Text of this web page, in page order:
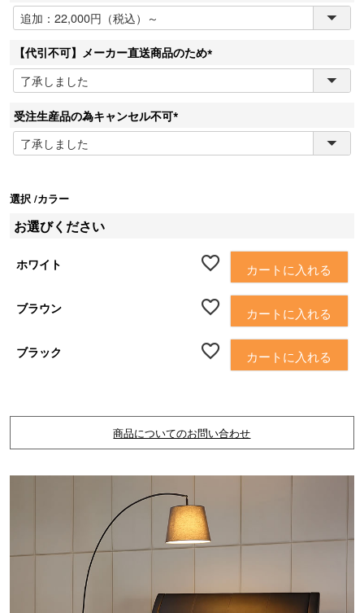
(
必
須
)
【代引不可】メーカー直送商品のため
(
必
受注生産品の為キャンセル不可
(
必
選択 カラー
お選びください
ホワイト カートに入れる
ブラウン カートに入れる
ブラック カートに入れる
商品についてのお問い合わせ